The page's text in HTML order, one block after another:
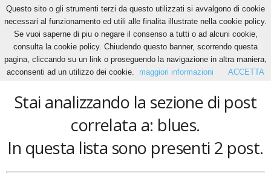
Home Tags Blues
blues
Stai analizzando la sezione di post
correlata a: blues.
In questa lista sono presenti 2 post.
Questo sito o gli strumenti terzi da questo utilizzati si avvalgono di cookie
necessari al funzionamento ed utili alle finalita illustrate nella cookie policy.
Se vuoi saperne di piu o negare il consenso a tutti o ad alcuni cookie,
consulta la cookie policy. Chiudendo questo banner, scorrendo questa
pagina, cliccando su un link o proseguendo la navigazione in altra maniera,
acconsenti ad un utilizzo dei cookie.
maggiori informazioni ACCETTA